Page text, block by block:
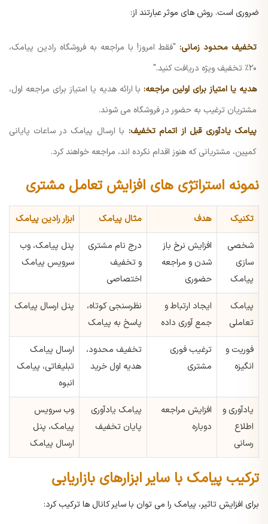
ضروری است. روش های موثر عبارتند از:
تخفیف محدود زمانی: "فقط امروز! با مراجعه به فروشگاه رادین پیامک،
۲۰٪ تخفیف ویژه دریافت کنید."
هدیه یا امتیاز برای اولین مراجعه:با ارائه هدیه یا امتیاز برای مراجعه اول،
مشتریان ترغیب به حضور در فروشگاه می شوند.
پیامک یادآوری قبل از اتمام تخفیف: با ارسال پیامک در ساعات پایانی
کمپین، مشتریانی که هنوز اقدام نکرده اند، مراجعه خواهند کرد.
نمونه استراتژی های افزایش تعامل مشتری
تکنیک هدف مثال پیامک ابزار رادین پیامک
شخصی
سازی
پیامک
افزایش نرخ باز
شدن و مراجعه
حضوری
درج نام مشتری
و تخفیف
اختصاصی
پنل پیامک، وب
سرویس پیامک
پیامک
تعاملی
ایجاد ارتباط و
جمع آوری داده
نظرسنجی کوتاه،
پاسخ به پیامک
پنل ارسال پیامک
فوریت و
انگیزه
ترغیب فوری
مشتری
تخفیف محدود،
هدیه اول خرید
ارسال پیامک
تبلیغاتی، پیامک
انبوه
یادآوری و
اطلاع
رسانی
افزایش مراجعه
دوباره
پیامک یادآوری
پایان تخفیف
وب سرویس
پیامک، پنل
ارسال پیامک
ترکیب پیامک با سایر ابزارهای بازاریابی
برای افزایش تاثیر، پیامک را می توان با سایر کانال ها ترکیب کرد: